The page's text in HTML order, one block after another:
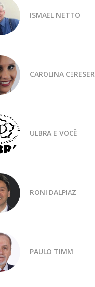
ISMAEL NETTO
CAROLINA CERESER
ULBRA E VOCÊ
RONI DALPIAZ
PAULO TIMM